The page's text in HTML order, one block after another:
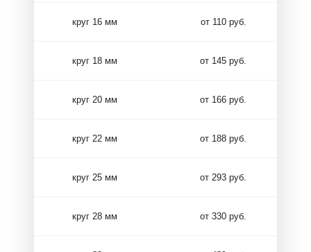
круг 16 мм от 110 руб.
круг 18 мм от 145 руб.
круг 20 мм от 166 руб.
круг 22 мм от 188 руб.
круг 25 мм от 293 руб.
круг 28 мм от 330 руб.